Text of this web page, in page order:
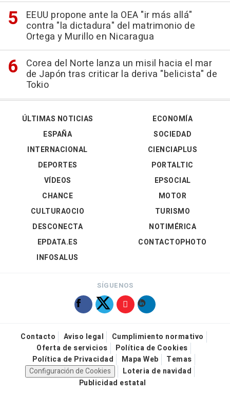
EEUU propone ante la OEA "ir más allá"
contra "la dictadura" del matrimonio de
Ortega y Murillo en Nicaragua
Corea del Norte lanza un misil hacia el mar
de Japón tras criticar la deriva "belicista" de
Tokio
ÚLTIMAS NOTICIAS
ESPAÑA
INTERNACIONAL
DEPORTES
VÍDEOS
ECONOMÍA
SOCIEDAD
CIENCIAPLUS
PORTALTIC
EPSOCIAL
CHANCE
CULTURAOCIO
DESCONECTA
EPDATA.ES
INFOSALUS
MOTOR
TURISMO
NOTIMÉRICA
CONTACTOPHOTO
SÍGUENOS
Contacto Aviso legal
Cumplimiento normativo
Oferta de servicios
Política de Cookies
Política de Privacidad
Mapa Web
Temas
Configuración de Cookies
Loteria de navidad
Publicidad estatal